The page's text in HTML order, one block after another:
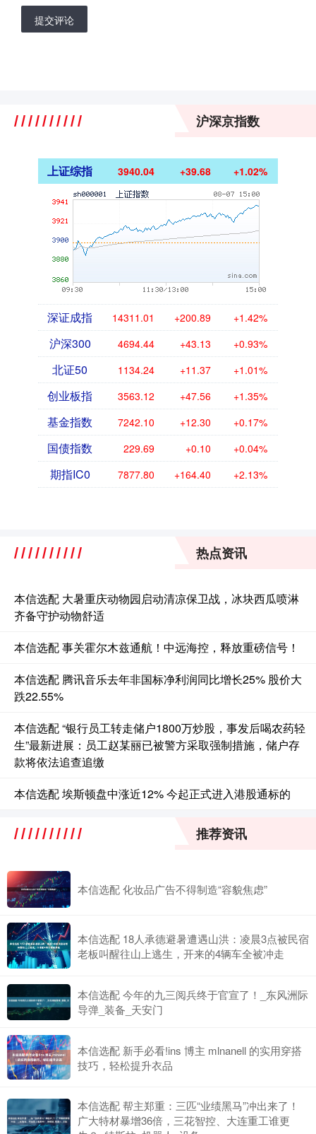
提交评论
沪深京指数
上证综指 3940.04 +39.68 +1.02%
深证成指 14311.01 +200.89 +1.42%
沪深300 4694.44 +43.13 +0.93%
北证50 1134.24 +11.37 +1.01%
创业板指 3563.12 +47.56 +1.35%
基金指数 7242.10 +12.30 +0.17%
国债指数 229.69 +0.10 +0.04%
期指IC0 7877.80 +164.40 +2.13%
热点资讯
本信选配 大暑重庆动物园启动清凉保卫战，冰块西瓜喷淋
齐备守护动物舒适
本信选配 事关霍尔木兹通航！中远海控，释放重磅信号！
本信选配 腾讯音乐去年非国标净利润同比增长25% 股价大
跌22.55%
本信选配 “银行员工转走储户1800万炒股，事发后喝农药轻
生”最新进展：员工赵某丽已被警方采取强制措施，储户存
款将依法追查追缴
本信选配 埃斯顿盘中涨近12% 今起正式进入港股通标的
推荐资讯
本信选配 化妆品广告不得制造“容貌焦虑”
本信选配 18人承德避暑遭遇山洪：凌晨3点被民宿
老板叫醒往山上逃生，开来的4辆车全被冲走
本信选配 今年的九三阅兵终于官宣了！_东风洲际
导弹_装备_天安门
本信选配 新手必看!ins 博主 mlnanell 的实用穿搭
技巧，轻松提升衣品
本信选配 帮主郑重：三匹“业绩黑马”冲出来了！
广大特材暴增36倍，三花智控、大连重工谁更